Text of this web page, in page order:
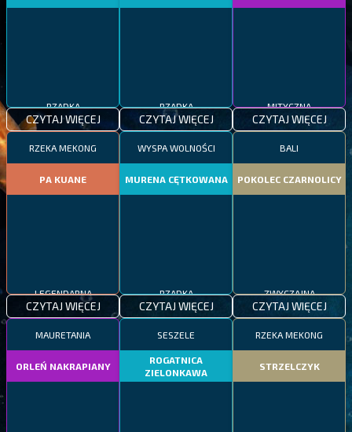
RZADKA
CZYTAJ WIĘCEJ
RZADKA
CZYTAJ WIĘCEJ
MITYCZNA
CZYTAJ WIĘCEJ
RZEKA MEKONG
PA KUANE
LEGENDARNA
CZYTAJ WIĘCEJ
WYSPA WOLNOŚCI
MURENA CĘTKOWANA
RZADKA
CZYTAJ WIĘCEJ
BALI
POKOLEC CZARNOLICY
ZWYCZAJNA
CZYTAJ WIĘCEJ
MAURETANIA
ORLEŃ NAKRAPIANY
SESZELE
ROGATNICA
ZIELONKAWA
RZEKA MEKONG
STRZELCZYK